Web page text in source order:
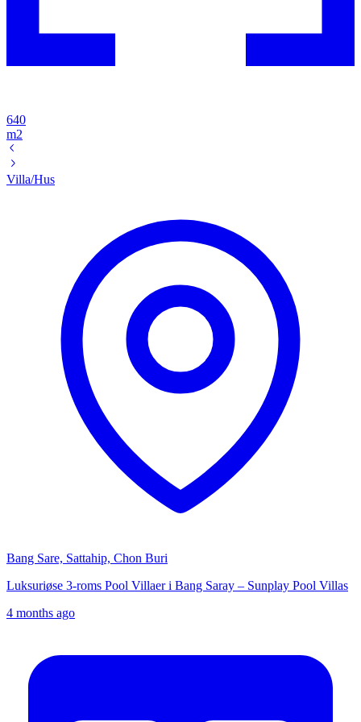
640
m2
Villa/Hus
Bang Sare, Sattahip, Chon Buri
Luksuriøse 3-roms Pool Villaer i Bang Saray – Sunplay Pool Villas
4 months ago